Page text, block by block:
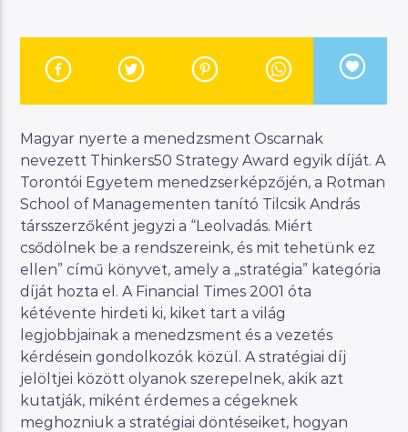
Manna FM
Magyar nyerte a menedzsment Oscarnak
nevezett Thinkers50 Strategy Award egyik díját. A
Torontói Egyetem menedzserképzőjén, a Rotman
School of Managementen tanító Tilcsik András
társszerzőként jegyzi a “Leolvadás. Miért
csődölnek be a rendszereink, és mit tehetünk ez
ellen” című könyvet, amely a „stratégia” kategória
díját hozta el. A Financial Times 2001 óta
kétévente hirdeti ki, kiket tart a világ
legjobbjainak a menedzsment és a vezetés
kérdésein gondolkozók közül. A stratégiai díj
jelöltjei között olyanok szerepelnek, akik azt
kutatják, miként érdemes a cégeknek
meghozniuk a stratégiai döntéseiket, hogyan